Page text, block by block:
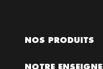
NOS PRODUITS
NOTRE ENSEIGNE